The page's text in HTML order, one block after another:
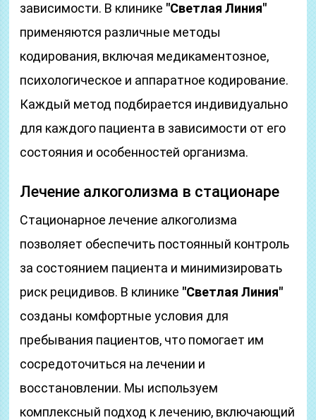
зависимости. В клинике "Светлая Линия"
применяются различные методы
кодирования, включая медикаментозное,
психологическое и аппаратное кодирование.
Каждый метод подбирается индивидуально
для каждого пациента в зависимости от его
состояния и особенностей организма.
Лечение алкоголизма в стационаре
Стационарное лечение алкоголизма
позволяет обеспечить постоянный контроль
за состоянием пациента и минимизировать
риск рецидивов. В клинике "Светлая Линия"
созданы комфортные условия для
пребывания пациентов, что помогает им
сосредоточиться на лечении и
восстановлении. Мы используем
комплексный подход к лечению, включающий